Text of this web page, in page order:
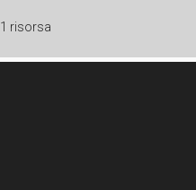
1 risorsa